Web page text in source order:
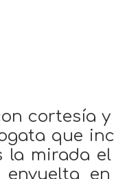
cortesía
que
la mirada